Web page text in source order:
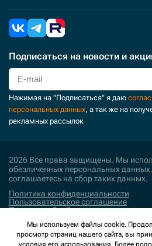
Подписаться на новости и
Нажимая на "Подписаться" я даю
персональных данных, а так же на
рекламных рассылок
2026 Все права защищены. Мы
обезличенных персональных
соглашаетесь на сбор таких данных.
Политика конфиденциальности
Пользовательское соглашение
Политика обработки персональных
Поддержка и развитие
Мы используем файлы cookie.
просмотр страниц нашего сайта, вы
условия его использования. Более